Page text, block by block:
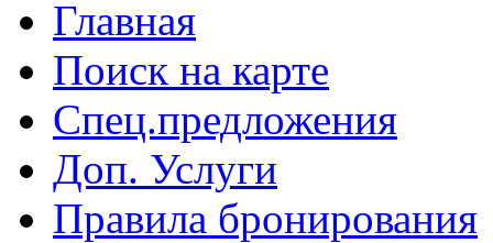
Главная
Поиск на карте
Спец.предложения
Доп. Услуги
Правила бронирования